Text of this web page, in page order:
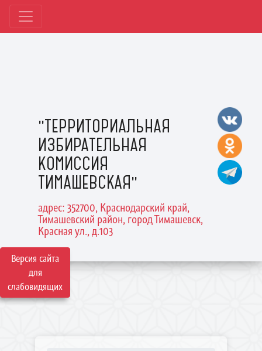
Версия сайта
для
слабовидящих
"ТЕРРИТОРИАЛЬНАЯ
ИЗБИРАТЕЛЬНАЯ
КОМИССИЯ
ТИМАШЕВСКАЯ"
адрес: 352700, Краснодарский край,
Тимашевский район, город Тимашевск,
Красная ул., д.103